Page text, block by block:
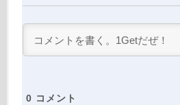
0 コメント